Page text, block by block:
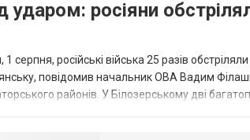
ударом: росіяни
серпня, російські війська 25 разів
повідомив начальник ОВА Вадим
районів. У Білозерському дві